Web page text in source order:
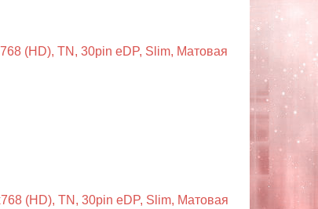
(HD), TN, 30pin eDP, Slim, Матовая
(HD), TN, 30pin eDP, Slim, Матовая